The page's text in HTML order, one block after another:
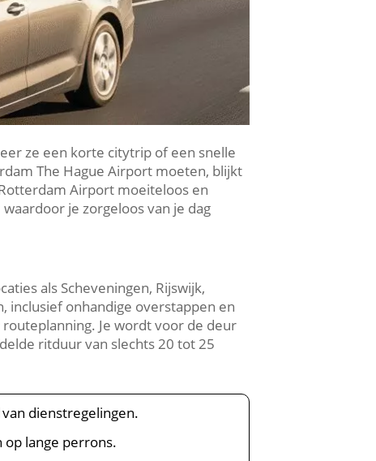
ze een korte citytrip of een snelle
The Hague Airport moeten, blijkt
Airport moeiteloos en
je zorgeloos van je dag
als Scheveningen, Rijswijk,
inclusief onhandige overstappen en
Je wordt voor de deur
ritduur van slechts 20 tot 25
dienstregelingen.
lange perrons.